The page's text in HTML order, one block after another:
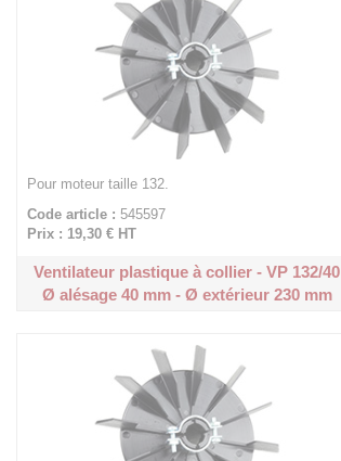
Pour moteur taille 132.
Code article : 545597
Prix : 19,30 €HT
Ventilateur plastique à collier - VP 132/40
Ø alésage 40 mm - Ø extérieur 230 mm